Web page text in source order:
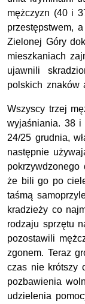
mężczyzn (40 i
przestępstwem,
Zielonej Góry
mieszkaniach
ujawnili
polskich znaków
Wszyscy trzej
wyjaśniania. 38
24/25 grudnia,
następnie
że bili go po
taśmą
kradzieży co
rodzaju sprzętu
pozostawili
zgonem. Teraz
czas nie krótszy
pozbawienia
udzielenia